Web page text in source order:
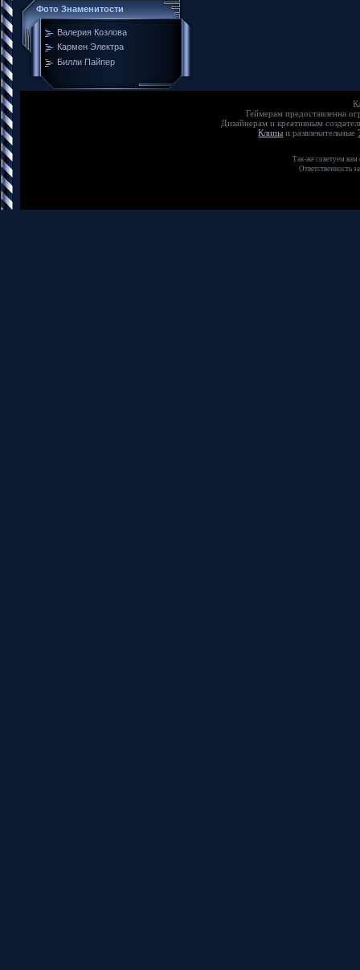
Фото Знаменитости
Валерия Козлова
Кармен Электра
Билли Пайпер
Геймерам предоставленна
Дизайнерам и креативным
Клипы и развлекательные
Так-же советуем
Ответственность